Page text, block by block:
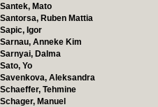
Santek, Mato
Santorsa, Ruben Mattia
Sapic, Igor
Sarnau, Anneke Kim
Sarnyai, Dalma
Sato, Yo
Savenkova, Aleksandra
Schaeffer, Tehmine
Schager, Manuel